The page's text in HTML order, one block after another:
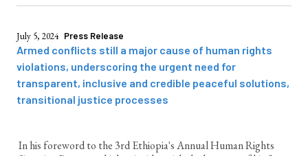
July 5, 2024 Press Release
Armed conflicts still a major cause of human rights
violations, underscoring the urgent need for
transparent, inclusive and credible peaceful solutions,
transitional justice processes
In his foreword to the 3rd Ethiopia's Annual Human Rights